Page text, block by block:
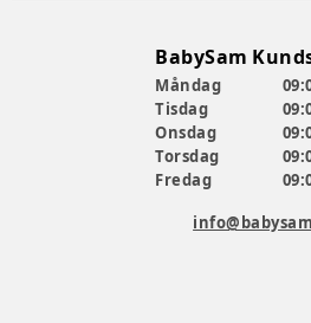
BabySam
Måndag
Tisdag
Onsdag
Torsdag
Fredag